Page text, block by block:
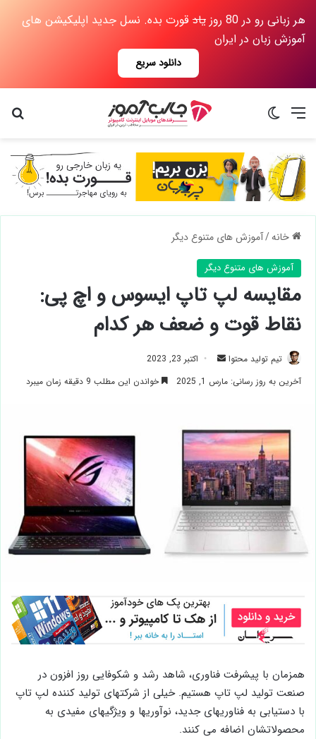
هر زبانی رو در 80 روز یاد قورت بده. نسل جدید اپلیکیشن های
آموزش زبان در ایران
دانلود سریع
منو
خانه/آموزش های متنوع دیگر
آموزش های متنوع دیگر
مقایسه لپ تاپ ایسوس و اچ پی:
نقاط قوت و ضعف هر کدام
تیم تولید محتوا
ارسال
ایمیل
اکتبر 23, 2023
آخرین به روز رسانی: مارس 1, 2025
خواندن این مطلب 9 دقیقه زمان میبرد
همزمان با پیشرفت فناوری، شاهد رشد و شکوفایی روز افزون در
صنعت تولید لپ تاپ هستیم. خیلی از شرکتهای تولید کننده لپ تاپ
با دستیابی به فناوریهای جدید، نوآوریها و ویژگیهای مفیدی به
محصولاتشان اضافه می کنند.